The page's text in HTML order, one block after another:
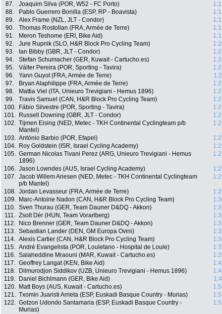
87.
Joaquim Silva (POR, W52 - FC Porto)
88.
Pablo Guerrero Bonilla (ESP, RP - Boavista)
89.
Alex Frame (NZL, JLT - Condor)
90.
Thomas Rostollan (FRA, Armée de Terre)
91.
Meron Teshome (ERI, Bike Aid)
92.
Jure Rupnik (SLO, H&R Block Pro Cycling Team)
93.
Ian Bibby (GBR, JLT - Condor)
94.
Stefan Schumacher (GER, Kuwait - Cartucho.es)
95.
Válter Pereira (POR, Sporting - Tavira)
96.
Yann Guyot (FRA, Armée de Terre)
97.
Bryan Alaphilippe (FRA, Armée de Terre)
98.
Mattia Viel (ITA, Unieuro Trevigiani - Hemus 1896)
99.
Travis Samuel (CAN, H&R Block Pro Cycling Team)
100.
Fábio Silvestre (POR, Sporting - Tavira)
101.
Russell Downing (GBR, JLT - Condor)
102. Tijmen Eising (NED, Metec - TKH Continental Cyclingteam p/b
Mantel)
103. António Barbio (POR, Efapel)
104.
Roy Goldstein (ISR, Israel Cycling Academy)
105. German Nicolas Tivani Perez (ARG, Unieuro Trevigiani - Hemus
1896)
106. Jason Lowndes (AUS, Israel Cycling Academy)
107. Jacob Willem Ariesen (NED, Metec - TKH Continental Cyclingteam
p/b Mantel)
108. Jordan Levasseur (FRA, Armée de Terre)
109.
Marc-Antoine Nadon (CAN, H&R Block Pro Cycling Team)
110. Sven Thurau (GER, Team Dauner D&DQ - Akkon)
111. Zsolt Dér (HUN, Team Vorarlberg)
112.
Nico Brenner (GER, Team Dauner D&DQ - Akkon)
113. Sebastian Lander (DEN, GM Europa Ovini)
114. Alexis Cartier (CAN, H&R Block Pro Cycling Team)
115. André Evangelista (POR, Louletano - Hospital de Loule)
116. Salaheddine Mraouni (MAR, Kuwait - Cartucho.es)
117. Geoffrey Langat (KEN, Bike Aid)
118.
Dilmurodjon Siddikov (UZB, Unieuro Trevigiani - Hemus 1896)
119.
Daniel Bichlmann (GER, Bike Aid)
120.
Matt Boys (AUS, Kuwait - Cartucho.es)
121. Txomin Juaristi Arrieta (ESP, Euskadi Basque Country - Murias)
122. Gotzon Udondo Santamaria (ESP, Euskadi Basque Country -
Murias)